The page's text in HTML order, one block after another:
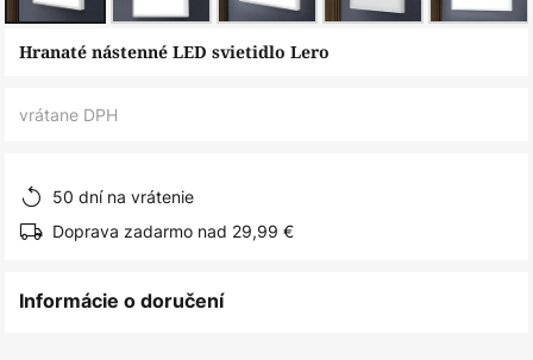
Preskočiť
Hranaté nástenné LED svietidlo Lero
vrátane DPH
50 dní na vrátenie
Doprava zadarmo nad 29,99 €
Informácie o doručení